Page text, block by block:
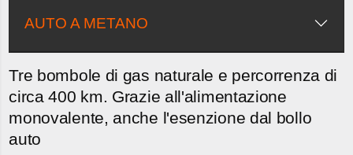
AUTO A METANO
Tre bombole di gas naturale e percorrenza di
circa 400 km. Grazie all'alimentazione
monovalente, anche l'esenzione dal bollo
auto